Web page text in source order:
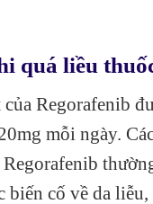
quá liều
Regorafenib
mỗi ngày.
biến cố về da